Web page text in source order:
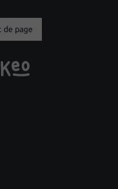
de page